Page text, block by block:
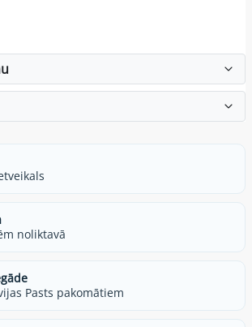
noliktavā
Pasts pakomātiem